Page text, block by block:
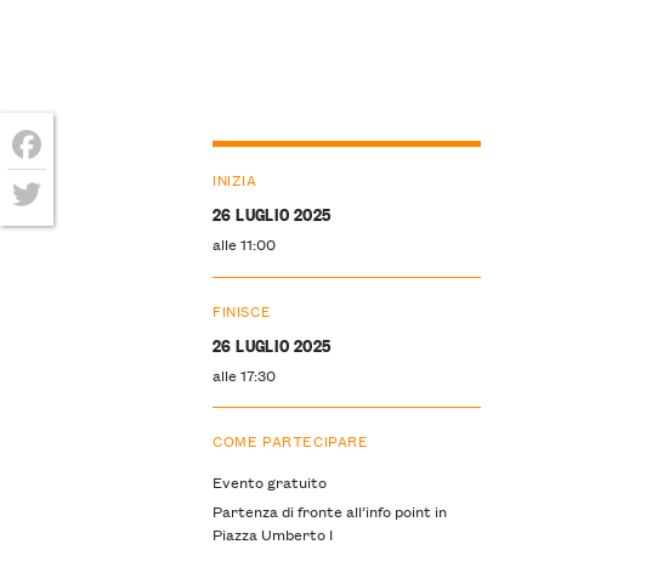
INIZIA
26 LUGLIO 2025
alle 11:00
FINISCE
26 LUGLIO 2025
alle 17:30
COME PARTECIPARE
Evento gratuito
Partenza di fronte all’info point in
Piazza Umberto I
Facebook
Twitter